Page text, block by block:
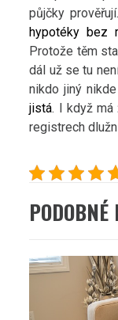
půjčky
hypotéky bez
Protože těm
dál už se tu
nikdo jiný
jistá. I když má
registrech